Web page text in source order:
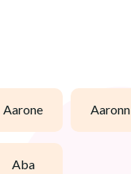
aarone aaronn
aba